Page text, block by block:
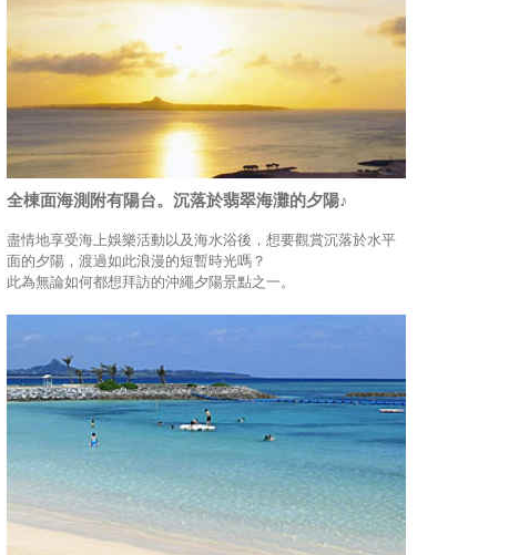
全棟面海測附有陽台。沉落於翡翠海灘的夕陽♪
盡情地享受海上娛樂活動以及海水浴後，想要觀賞沉落於水平
面的夕陽，渡過如此浪漫的短暫時光嗎？
此為無論如何都想拜訪的沖繩夕陽景點之一。